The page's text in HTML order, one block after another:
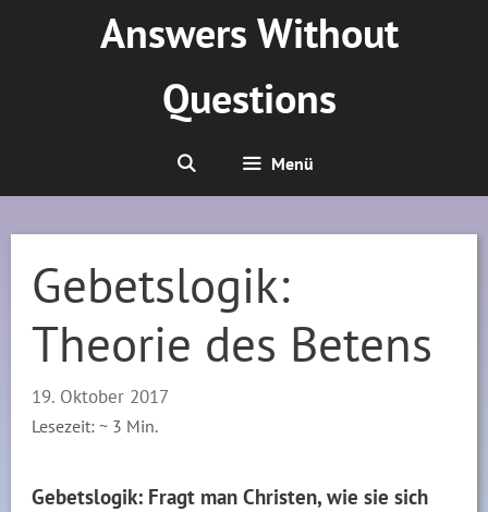
Answers Without
Questions
Menü
Gebetslogik:
Theorie des Betens
19. Oktober 2017
Lesezeit: ~ 3 Min.
Gebetslogik: Fragt man Christen, wie sie sich